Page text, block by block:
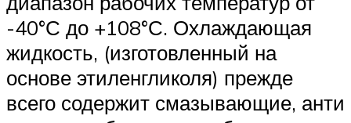
-40°С до +108°С. Охлаждающая
жидкость, (изготовленный на
основе этиленгликоля) прежде
всего содержит смазывающие, анти